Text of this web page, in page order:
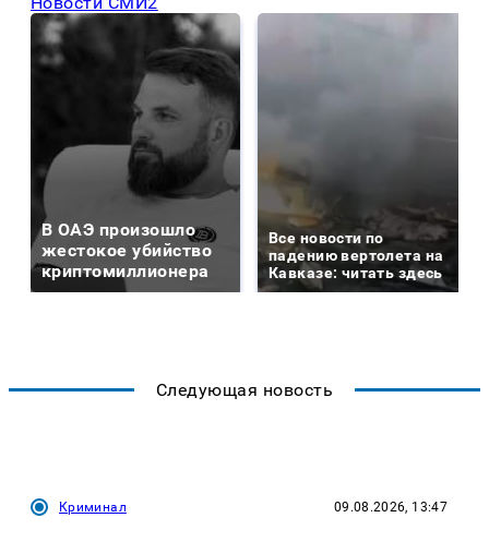
В ОАЭ произошло
жестокое убийство
криптомиллионера
Все новости по
падению вертолета на
Кавказе: читать здесь
Следующая новость
Криминал 09.08.2026, 13:47